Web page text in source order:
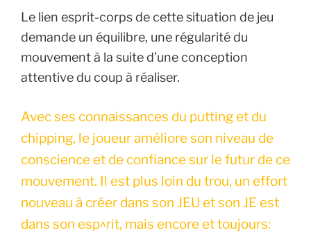
Le lien esprit-corps de cette situation de jeu
demande un équilibre, une régularité du
mouvement à la suite d’une conception
attentive du coup à réaliser.
Avec ses connaissances du putting et du
chipping, le joueur améliore son niveau de
conscience et de confiance sur le futur de ce
mouvement. Il est plus loin du trou, un effort
nouveau à créer dans son JEU et son JE est
dans son esp^rit, mais encore et toujours: